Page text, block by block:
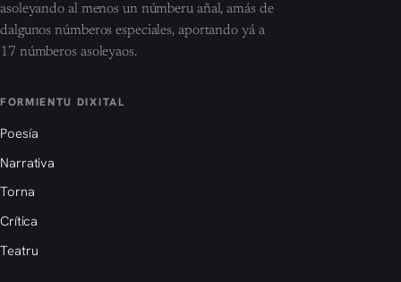
asoleyando al menos un númberu añal, amás de
dalgunos númberos especiales, aportando yá a
17 númberos asoleyaos.
FORMIENTU DIXITAL
Poesía
Narrativa
Torna
Crítica
Teatru